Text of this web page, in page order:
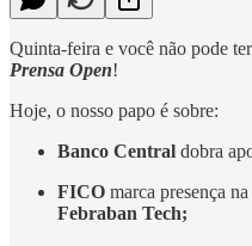
Quinta-feira e você não pode
Prensa Open!
Hoje, o nosso papo é sobre:
Banco Central dobra
FICO marca presença na
Febraban Tech;